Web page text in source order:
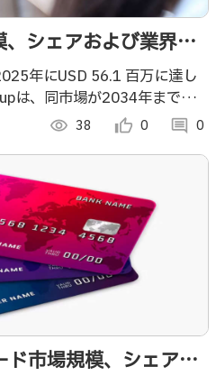
、シェアおよび業界の
2034年）
年にUSD 56.1 百万に達し
は、同市場が2034年までに
年から2034年の期間に年平
visibility 38 thumb_up_alt 0 comment 0
市場規模、シェア、